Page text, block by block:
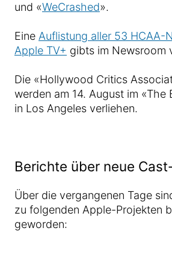
und «WeCrashed».
Eine Auflistung aller 53 HCAA-
Apple TV+ gibts im Newsroom
Die «Hollywood Critics
werden am 14. August im «The
in Los Angeles verliehen.
Berichte über neue
Über die vergangenen Tage
zu folgenden Apple-Projekten
geworden: